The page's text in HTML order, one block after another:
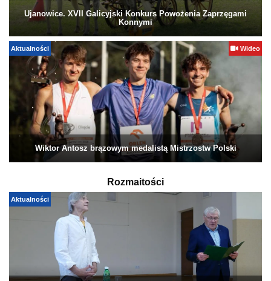
Ujanowice. XVII Galicyjski Konkurs Powożenia Zaprzęgami
Konnymi
Aktualności Wideo
Wiktor Antosz brązowym medalistą Mistrzostw Polski
Rozmaitości
Aktualności